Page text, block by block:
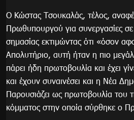
Ο Κώστας Τσουκαλάς, τέλος,
Πρωθυπουργού για συνεργασίες
σημασίας εκτιμώντας ότι «όσον
Απολυτήριο, αυτή ήταν η πιο
πάρει ήδη πρωτοβουλία και έχει
και έχουν συναινέσει και η Νέα
Παρουσιάζει ως πρωτοβουλία του
κόμματος στην οποία σύρθηκε ο